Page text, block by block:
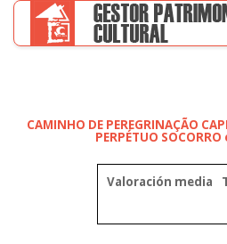
CAMINHO DE PEREGRINAÇÃO
PERPÉTUO SOCORRO
Valoración media